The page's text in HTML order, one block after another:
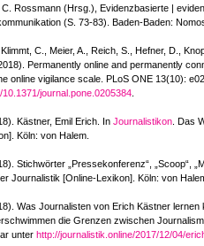
C. Rossmann (Hrsg.), Evidenzbasierte |
(S. 73-83). Baden-Baden:
C., Meier, A., Reich, S., Hefner, D.,
Permanently online and permanently
online vigilance scale. PLoS ONE 13(10):
journal.pone.0205384
Kästner, Emil Erich. In Journalistikon . Das
Köln: von Halem.
Stichwörter „Pressekonferenz“, „Scoop“,
Journalistik [Online-Lexikon]. Köln: von
Was Journalisten von Erich Kästner lernen
die Grenzen zwischen
unter http://journalistik.online/2017/12/04/